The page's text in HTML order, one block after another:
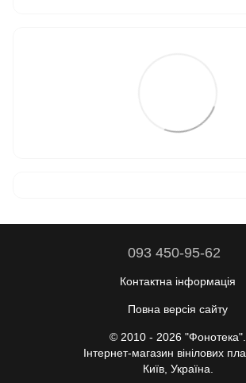
093 450-95-62
Контактна інформація
Повна версія сайту
© 2010 - 2026 "Фонотека".
Інтернет-магазин вінілових
Київ, Україна.